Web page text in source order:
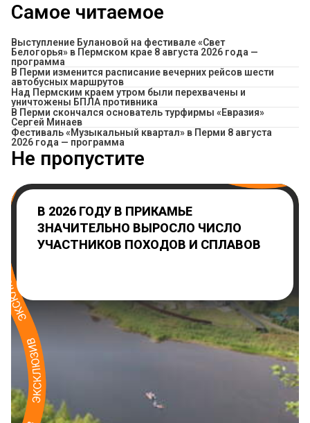
Самое читаемое
Выступление Булановой на фестивале «Свет
Белогорья» в Пермском крае 8 августа 2026 года —
программа
​В Перми изменится расписание вечерних рейсов шести
автобусных маршрутов
Над Пермским краем утром были перехвачены и
уничтожены БПЛА противника
В Перми скончался основатель турфирмы «Евразия»
Сергей Минаев
Фестиваль «Музыкальный квартал» в Перми 8 августа
2026 года — программа
Не пропустите
В 2026 ГОДУ В ПРИКАМЬЕ
ЗНАЧИТЕЛЬНО ВЫРОСЛО ЧИСЛО
УЧАСТНИКОВ ПОХОДОВ И СПЛАВОВ